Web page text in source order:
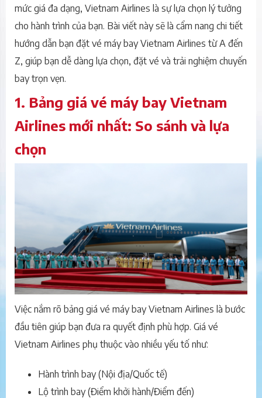
mức giá đa dạng, Vietnam Airlines là sự lựa chọn lý tưởng
cho hành trình của bạn. Bài viết này sẽ là cẩm nang chi tiết
hướng dẫn bạn đặt vé máy bay Vietnam Airlines từ A đến
Z, giúp bạn dễ dàng lựa chọn, đặt vé và trải nghiệm chuyến
bay trọn vẹn.
1. Bảng giá vé máy bay Vietnam
Airlines mới nhất: So sánh và lựa
chọn
Việc nắm rõ bảng giá vé máy bay Vietnam Airlines là bước
đầu tiên giúp bạn đưa ra quyết định phù hợp. Giá vé
Vietnam Airlines phụ thuộc vào nhiều yếu tố như:
Hành trình bay (Nội địa/Quốc tế)
Lộ trình bay (Điểm khởi hành/Điểm đến)